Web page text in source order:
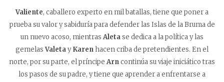
Valiente, caballero experto en mil batallas, tiene que poner a
prueba su valor y sabiduría para defender las Islas de la Bruma de
un nuevo acoso, mientrasAletase dedica a la política y las
gemelasValetayKaren hacen criba de pretendientes. En el
norte, por su parte, el príncipeArncontinúa su viaje iniciático tras
los pasos de su padre, y tiene que aprender a enfrentarse a